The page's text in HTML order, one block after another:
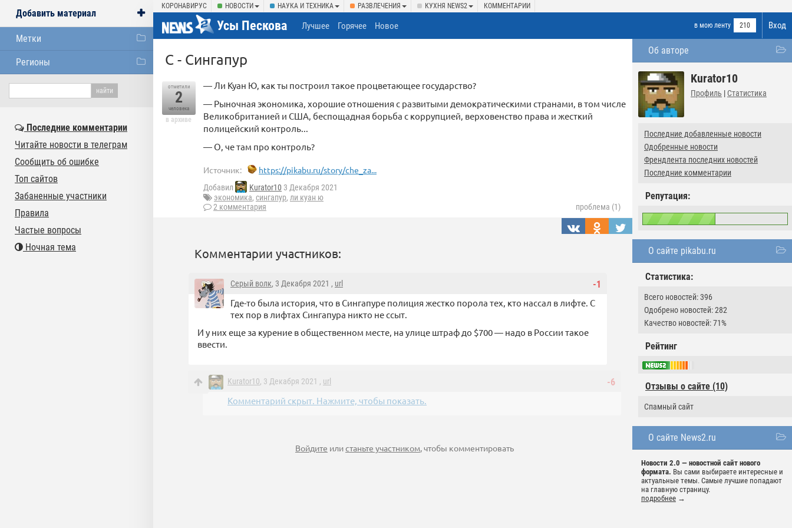
КОРОНАВИРУС НОВОСТИ НАУКА И ТЕХНИКА РАЗВЛЕЧЕНИЯ КУХНЯ NEWS2 КОММЕНТАРИИ
Вход
Усы Пескова в мою ленту 210
Лучшее Горячее Новое
Об авторе
Kurator10
Профиль | Статистика
Последние добавленные новости
Одобренные новости
Френдлента последних новостей
Последние комментарии
Репутация:
О сайте pikabu.ru
Статистика:
Всего новостей: 396
Одобрено новостей: 282
Качество новостей: 71%
Рейтинг
Отзывы о сайте (10)
Спамный сайт
О сайте News2.ru
Новости 2.0 — новостной сайт нового
формата. Вы сами выбираете интересные и
актуальные темы. Самые лучшие попадают
на главную страницу.
подробнее →
С - Сингапур
отметили
2
человека
в архиве
— Ли Куан Ю, как ты построил такое процветающее государство?
— Рыночная экономика, хорошие отношения с развитыми демократическими странами, в том числе
Великобританией и США, беспощадная борьба с коррупцией, верховенство права и жесткий
полицейский контроль...
— О, че там про контроль?
Источник: https://pikabu.ru/story/che_za...
Добавил Kurator10 3 Декабря 2021
экономика, сингапур, ли куан ю
2 комментария
проблема (1)
Комментарии участников:
-1
Серый волк, 3 Декабря 2021 , url
Где-то была история, что в Сингапуре полиция жестко порола тех, кто нассал в лифте. С
тех пор в лифтах Сингапура никто не ссыт.
И у них еще за курение в общественном месте, на улице штраф до $700 — надо в России такое
ввести.
-6
Kurator10, 3 Декабря 2021 , url
Комментарий скрыт. Нажмите, чтобы показать.
Войдите илистаньте участником, чтобы комментировать
Добавить материал
Метки
Регионы
Последние комментарии
Читайте новости в телеграм
Сообщить об ошибке
Топ сайтов
Забаненные участники
Правила
Частые вопросы
Ночная тема